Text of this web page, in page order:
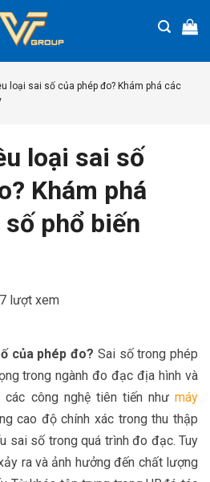
loại sai số của phép đo? Khám phá các
loại sai số
Khám phá
phổ biến
lượt xem
của phép đo? Sai số trong phép
trong ngành đo đạc địa hình và
công nghệ tiên tiến như máy
cao độ chính xác trong thu thập
sai số trong quá trình đo đạc. Tuy
ra và ảnh hưởng đến chất lượng